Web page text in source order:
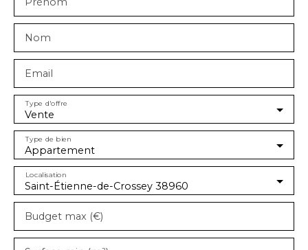
Nom
Email
Vente
Type d'offre
Appartement
Type de bien
Saint-Étienne-de-Crossey 38960
Localisation
Budget max (€)